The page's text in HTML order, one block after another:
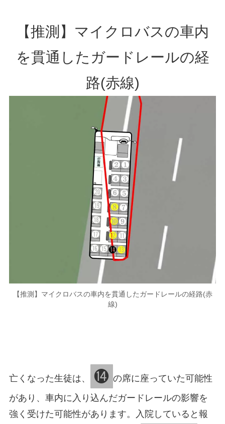
【推測】マイクロバスの車内
を貫通したガードレールの経
路(赤線)
【推測】マイクロバスの車内を貫通したガードレールの経路(赤
線)
亡くなった生徒は、 ⓮ の席に座っていた可能性
があり、車内に入り込んだガードレールの影響を
強く受けた可能性があります。入院していると報